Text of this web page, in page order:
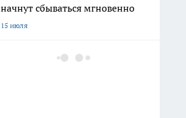
начнут сбываться мгновенно
15 июля
Ленинград окружен реками и